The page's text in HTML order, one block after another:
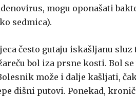
mogu oponašati
sedmica).
često gutaju iskašljanu
bol iza prsne kosti. Bol
može i dalje kašljati,
dišni putovi. Ponekad,